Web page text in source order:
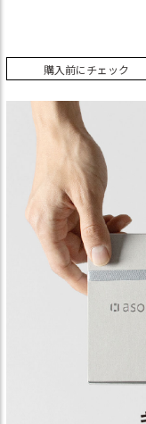
購入前にチェック